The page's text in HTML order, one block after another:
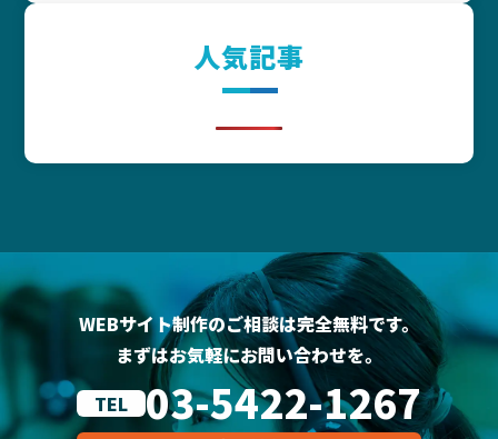
人気記事
WEBサイト制作のご相談は完全無料です。
まずはお気軽にお問い合わせを。
TEL
03-5422-1267